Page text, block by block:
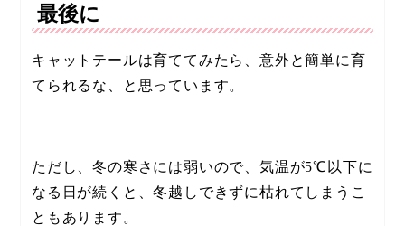
最後に
キャットテールは育ててみたら、意外と簡単に育
てられるな、と思っています。
ただし、冬の寒さには弱いので、気温が5℃以下に
なる日が続くと、冬越しできずに枯れてしまうこ
ともあります。